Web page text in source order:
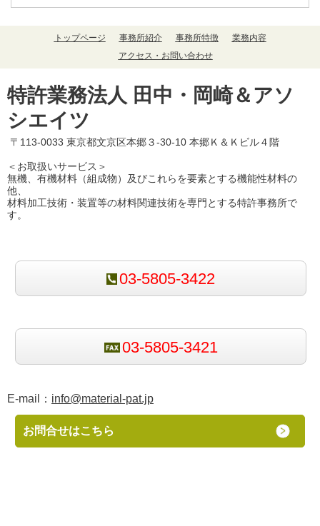
トップページ 事務所紹介 事務所特徴
業務内容
アクセス・お問い合わせ
特許業務法人 田中・岡崎＆アソ
シエイツ
〒113-0033 東京都文京区本郷３-30-10 本郷Ｋ＆Ｋビル４階
＜お取扱いサービス＞
無機、有機材料（組成物）及びこれらを要素とする機能性材料の
他、
材料加工技術・装置等の材料関連技術を専門とする特許事務所で
す。
03-5805-3422
03-5805-3421
E-mail： info@material-pat.jp
お問合せはこちら